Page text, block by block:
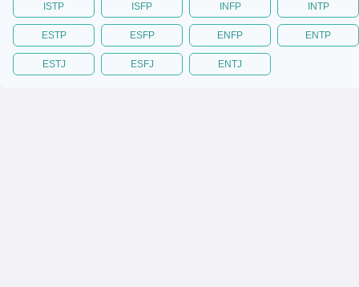
ISTP ISFP INFP INTP
ESTP ESFP ENFP ENTP
ESTJ ESFJ ENTJ